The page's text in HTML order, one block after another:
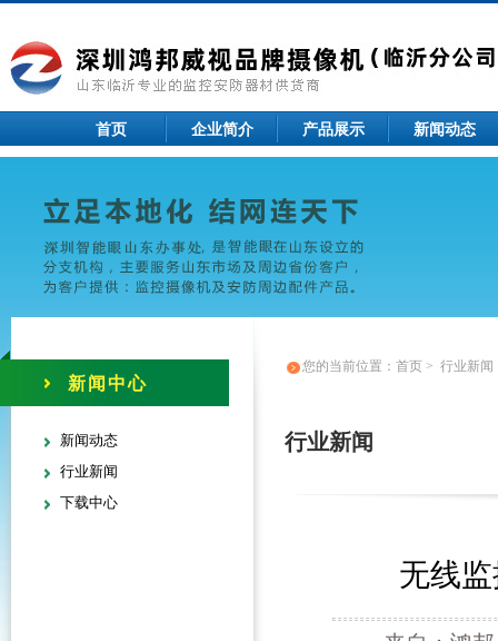
首页 企业简介 产品展示 新闻动态
新闻中心
新闻动态
行业新闻
下载中心
您的当前位置：首页 >行业新闻
行业新闻
无线